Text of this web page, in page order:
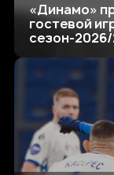
«Динамо»
гостевой
сезон-